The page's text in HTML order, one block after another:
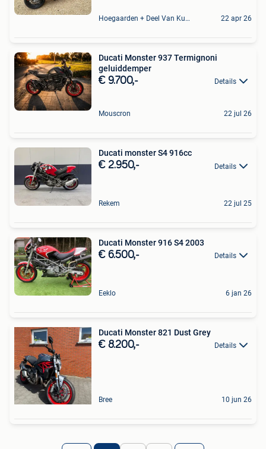
Hoegaarden + Deel Van Kumtich + Deel Van Tienen 22 apr 26
Ducati Monster 937 Termignoni
geluiddemper
€ 9.700,- Details
Mouscron 22 jul 26
Ducati monster S4 916cc
€ 2.950,- Details
Rekem 22 jul 25
Ducati Monster 916 S4 2003
€ 6.500,- Details
Eeklo 6 jan 26
Ducati Monster 821 Dust Grey
€ 8.200,- Details
Bree 10 jun 26